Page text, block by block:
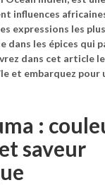
influences
expressions les
dans les épices qui
dans cet article
et embarquez
:
saveur